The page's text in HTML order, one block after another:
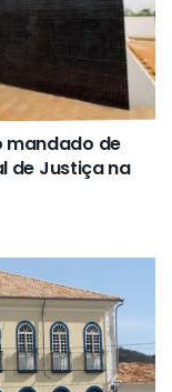
mandado de
de Justiça na